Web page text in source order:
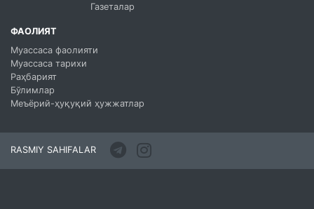
Газеталар
ФАОЛИЯТ
Муассаса фаолияти
Муассаса тарихи
Раҳбарият
Бўлимлар
Меъёрий-ҳуқуқий ҳужжатлар
RASMIY SAHIFALAR